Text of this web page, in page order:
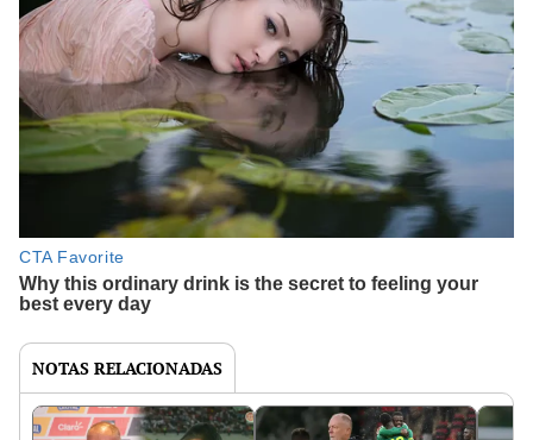
NOTAS RELACIONADAS